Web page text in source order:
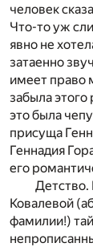
человек
Что-то уж
явно не
затаенно
имеет право
забыла
это была
присуща
Геннадия
его
Детство.
Ковалевой
фамилии!)